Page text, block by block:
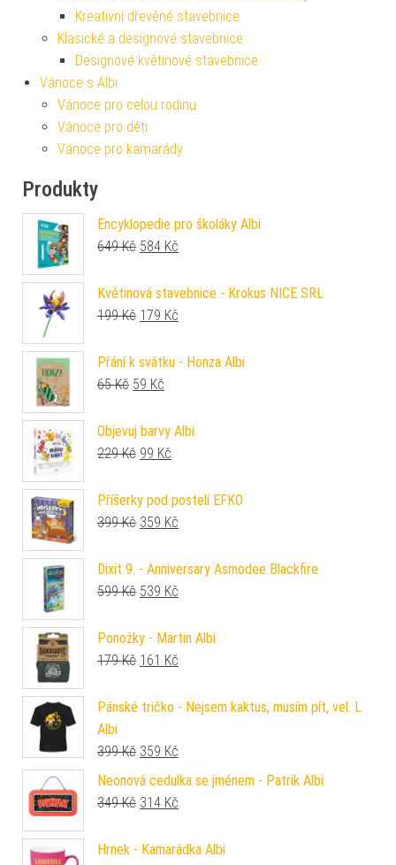
Kreativní dřevěné stavebnice
Klasické a designové stavebnice
Designové květinové stavebnice
Vánoce s Albi
Vánoce pro celou rodinu
Vánoce pro děti
Vánoce pro kamarády
Produkty
Encyklopedie pro školáky Albi
649Kč Původní cena byla: 649 Kč.
584 Kč
Květinová stavebnice - Krokus NICE SRL
199Kč Původní cena byla: 199 Kč.
179 Kč
Přání k svátku - Honza Albi
65Kč Původní cena byla: 65 Kč.
59 Kč
Objevuj barvy Albi
229Kč Původní cena byla: 229 Kč.
99 Kč
Příšerky pod postelí EFKO
399Kč Původní cena byla: 399 Kč.
359 Kč
Dixit 9. - Anniversary Asmodee Blackfire
599Kč Původní cena byla: 599 Kč.
539 Kč
Ponožky - Martin Albi
179Kč Původní cena byla: 179 Kč.
161 Kč
Pánské tričko - Nejsem kaktus, musím pít, vel. L
Albi
399Kč Původní cena byla: 399 Kč.
359 Kč
Neonová cedulka se jménem - Patrik Albi
349Kč Původní cena byla: 349 Kč.
314 Kč
Hrnek - Kamarádka Albi